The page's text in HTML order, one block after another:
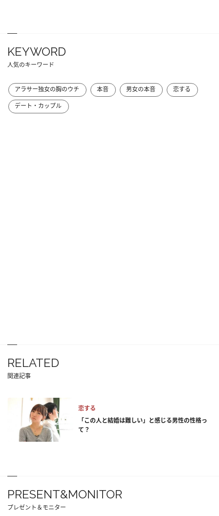
KEYWORD
人気のキーワード
アラサー独女の胸のウチ 本音 男女の本音
恋する
デート・カップル
RELATED
関連記事
恋する
「この人と結婚は難しい」と感じる男性の性格っ
て？
PRESENT&MONITOR
プレゼント＆モニター